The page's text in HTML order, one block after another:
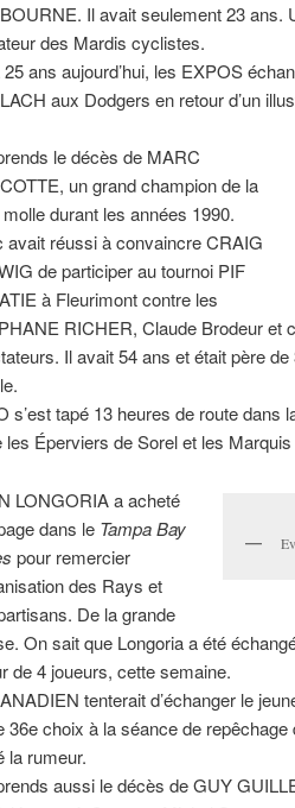
Il avait seulement 23 ans.
des Mardis cyclistes.
25 ans aujourd’hui, les EXPOS
aux Dodgers en retour d’un
le décès de MARC
un grand champion de la
durant les années 1990.
avait réussi à convaincre CRAIG
de participer au tournoi PIF
à Fleurimont contre les
RICHER, Claude Brodeur et
Il avait 54 ans et était père
s’est tapé 13 heures de route
les Éperviers de Sorel et les
LONGORIA a acheté
dans le Tampa Bay
pour remercier
des Rays et
De la grande
On sait que Longoria a été
de 4 joueurs, cette semaine.
tenterait d’échanger le
36e choix à la séance de
la rumeur.
aussi le décès de GUY